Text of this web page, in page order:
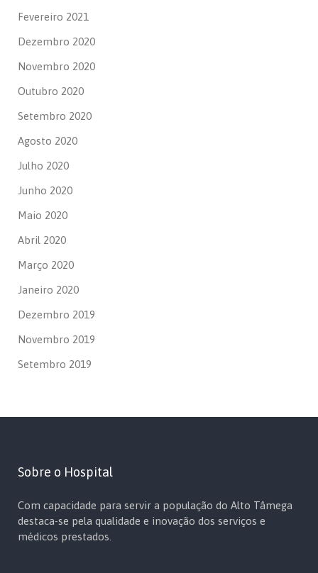
Fevereiro 2021
Dezembro 2020
Novembro 2020
Outubro 2020
Setembro 2020
Agosto 2020
Julho 2020
Junho 2020
Maio 2020
Abril 2020
Março 2020
Janeiro 2020
Dezembro 2019
Novembro 2019
Setembro 2019
Sobre o Hospital
Com capacidade para servir a população do Alto Tâmega
destaca-se pela qualidade e inovação dos serviços e
médicos prestados.